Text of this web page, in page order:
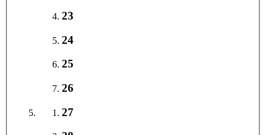
23
24
25
26
27